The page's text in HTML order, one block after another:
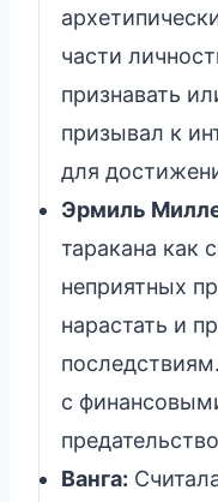
части
признавать
призывал к
для
Эрмиль
таракана как
неприятных
нарастать и
с
Ванга: